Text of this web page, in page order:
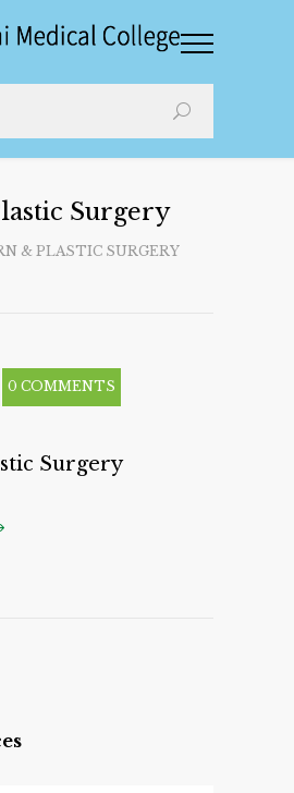
Surgery
& PLASTIC SURGERY
0 COMMENTS
Surgery